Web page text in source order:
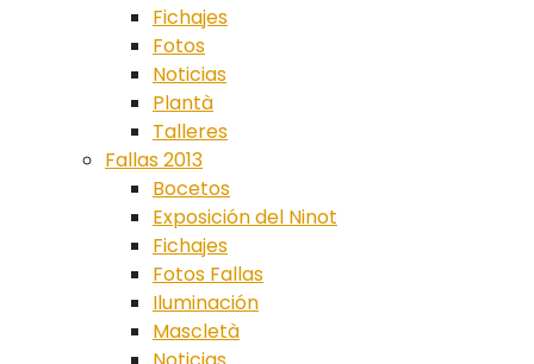
Fichajes
Fotos
Noticias
Plantà
Talleres
Fallas 2013
Bocetos
Exposición del Ninot
Fichajes
Fotos Fallas
Iluminación
Mascletà